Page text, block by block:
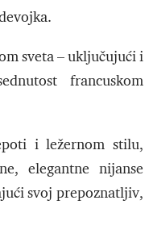
sveta – uključujući i
francuskom
i ležernom stilu,
elegantne nijanse
svoj prepoznatljiv,